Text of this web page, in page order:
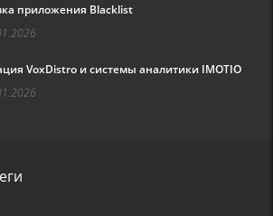
приложения Blacklist
VoxDistro и системы аналитики IMOTIO